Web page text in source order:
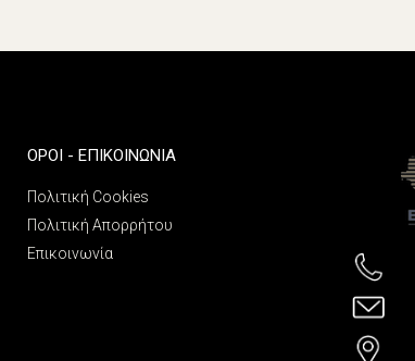
ΌΡΟΙ - ΕΠΙΚΟΙΝΩΝΊΑ
Πολιτική Cookies
Πολιτική Απορρήτου
Επικοινωνία